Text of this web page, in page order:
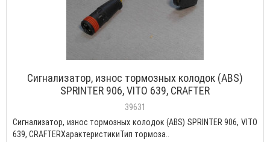
Сигнализатор, износ тормозных колодок (ABS)
SPRINTER 906, VITO 639, CRAFTER
39631
Сигнализатор, износ тормозных колодок (ABS) SPRINTER 906, VITO
639, CRAFTERХарактеристикиТип тормоза..